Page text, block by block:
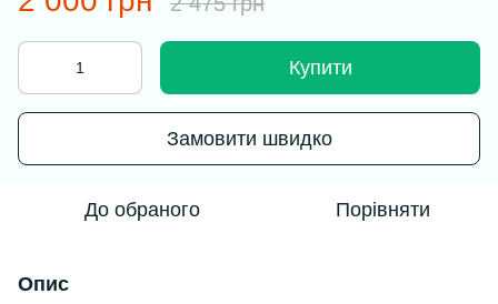
Купити
Замовити швидко
До обраного Порівняти
Опис